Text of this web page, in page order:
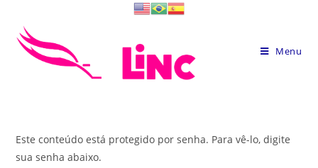
content
Menu
Este conteúdo está protegido por senha. Para vê-lo, digite
sua senha abaixo.